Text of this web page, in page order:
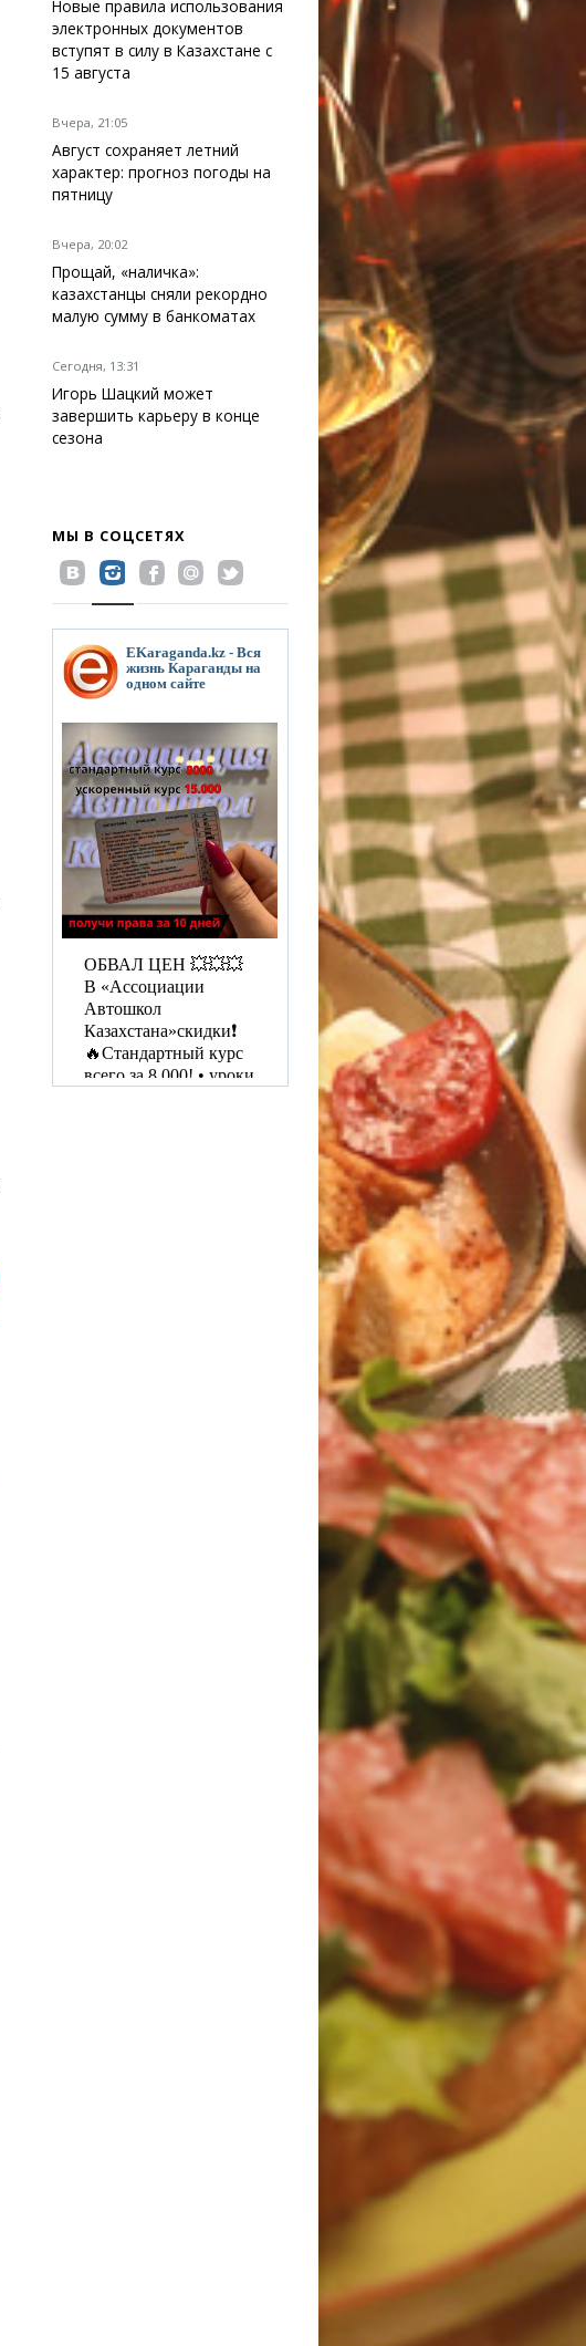
Новые правила использования
электронных документов
вступят в силу в Казахстане с
15 августа
Вчера, 21:05
Август сохраняет летний
характер: прогноз погоды на
пятницу
Вчера, 20:02
Прощай, «наличка»:
казахстанцы сняли рекордно
малую сумму в банкоматах
Сегодня, 13:31
Игорь Шацкий может
завершить карьеру в конце
сезона
МЫ В СОЦСЕТЯХ
EKaraganda.kz - Вся
жизнь Караганды на
одном сайте